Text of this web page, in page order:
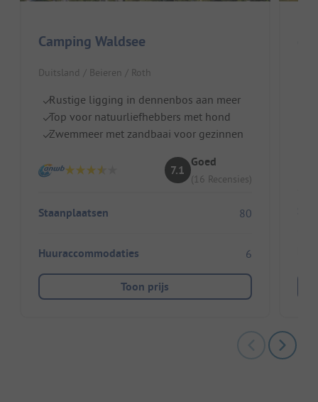
Camping Waldsee
Duitsland / Beieren / Roth
Rustige ligging in dennenbos aan meer
Top voor natuurliefhebbers met hond
Zwemmeer met zandbaai voor gezinnen
7.1
Goed
(16 Recensies)
Staanplaatsen 80
Huuraccommodaties 6
Toon prijs